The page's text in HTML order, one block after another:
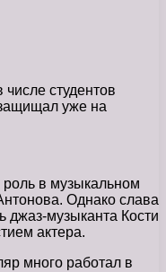
студентов
уже на
в музыкальном
Однако слава
музыканта Кости
актера.
много работал в